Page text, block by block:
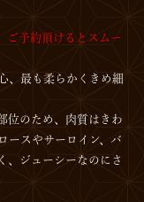
ご予約頂けるとスムー
、最も柔らかくきめ細
位のため、肉質はきわ
ースやサーロイン、バ
、ジューシーなのにさ